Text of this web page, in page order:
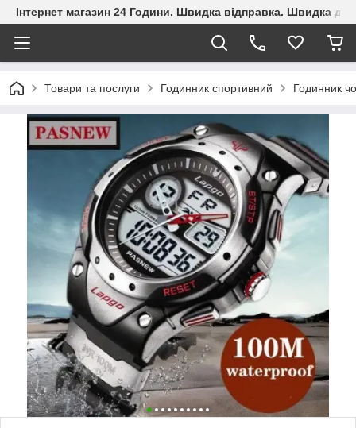
Інтернет магазин 24 Години. Швидка відправка. Швидка
Товари та послуги Годинник спортивний Годинник